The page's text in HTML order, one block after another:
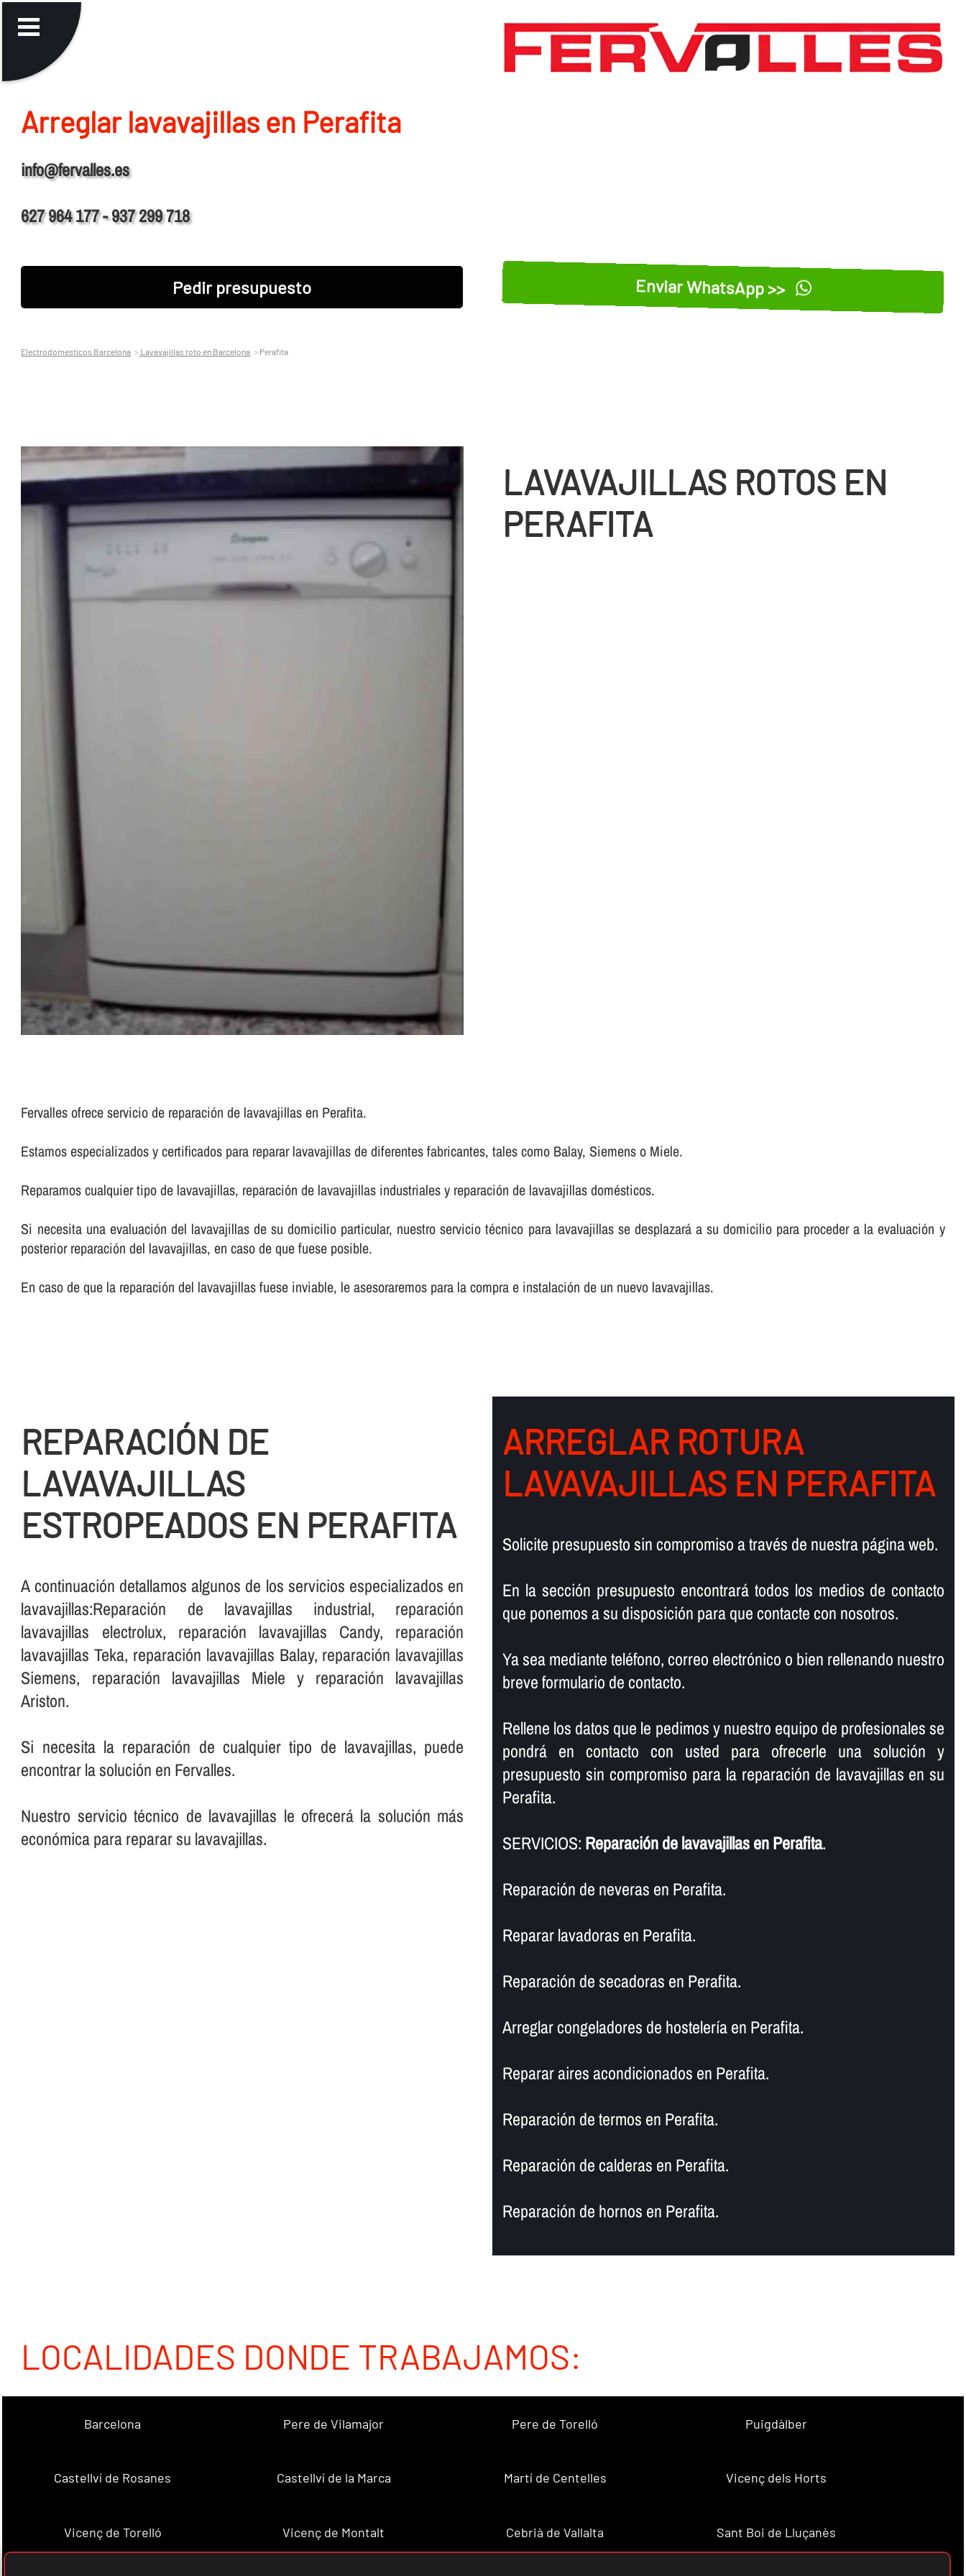
Arreglar lavavajillas en Perafita
info@fervalles.es
627 964 177 - 937 299 718
Pedir presupuesto Enviar WhatsApp >>
Electrodomesticos Barcelona Lavavajillas roto en Barcelona Perafita
LAVAVAJILLAS ROTOS EN
PERAFITA
Fervalles ofrece servicio de reparación de lavavajillas en Perafita.
Estamos especializados y certificados para reparar lavavajillas de diferentes fabricantes, tales como Balay, Siemens o Miele.
Reparamos cualquier tipo de lavavajillas, reparación de lavavajillas industriales y reparación de lavavajillas domésticos.
Si necesita una evaluación del lavavajillas de su domicilio particular, nuestro servicio técnico para lavavajillas se desplazará a su domicilio para proceder a la evaluación y
posterior reparación del lavavajillas, en caso de que fuese posible.
En caso de que la reparación del lavavajillas fuese inviable, le asesoraremos para la compra e instalación de un nuevo lavavajillas.
REPARACIÓN DE
LAVAVAJILLAS
ESTROPEADOS EN PERAFITA
A continuación detallamos algunos de los servicios especializados en
lavavajillas:Reparación de lavavajillas industrial, reparación
lavavajillas electrolux, reparación lavavajillas Candy, reparación
lavavajillas Teka, reparación lavavajillas Balay, reparación lavavajillas
Siemens, reparación lavavajillas Miele y reparación lavavajillas
Ariston.
Si necesita la reparación de cualquier tipo de lavavajillas, puede
encontrar la solución en Fervalles.
Nuestro servicio técnico de lavavajillas le ofrecerá la solución más
económica para reparar su lavavajillas.
ARREGLAR ROTURA
LAVAVAJILLAS EN PERAFITA
Solicite presupuesto sin compromiso a través de nuestra página web.
En la sección presupuesto encontrará todos los medios de contacto
que ponemos a su disposición para que contacte con nosotros.
Ya sea mediante teléfono, correo electrónico o bien rellenando nuestro
breve formulario de contacto.
Rellene los datos que le pedimos y nuestro equipo de profesionales se
pondrá en contacto con usted para ofrecerle una solución y
presupuesto sin compromiso para la reparación de lavavajillas en su
Perafita.
SERVICIOS: Reparación de lavavajillas en Perafita.
Reparación de neveras en Perafita.
Reparar lavadoras en Perafita.
Reparación de secadoras en Perafita.
Arreglar congeladores de hostelerí­a en Perafita.
Reparar aires acondicionados en Perafita.
Reparación de termos en Perafita.
Reparación de calderas en Perafita.
Reparación de hornos en Perafita.
LOCALIDADES DONDE TRABAJAMOS:
Barcelona Pere de Vilamajor Pere de Torelló Puigdàlber
Castellví de Rosanes Castellví de la Marca Martí de Centelles Vicenç dels Horts
Vicenç de Torelló Vicenç de Montalt Cebrià de Vallalta Sant Boi de Lluçanès